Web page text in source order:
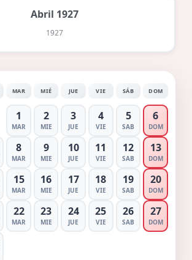
Abril 1927
1927
MAR MIÉ JUE VIE SÁB DOM
1
MAR
2
MIE
3
JUE
4
VIE
5
SAB
6
DOM
8
MAR
9
MIE
10
JUE
11
VIE
12
SAB
13
DOM
15
MAR
16
MIE
17
JUE
18
VIE
19
SAB
20
DOM
22
MAR
23
MIE
24
JUE
25
VIE
26
SAB
27
DOM